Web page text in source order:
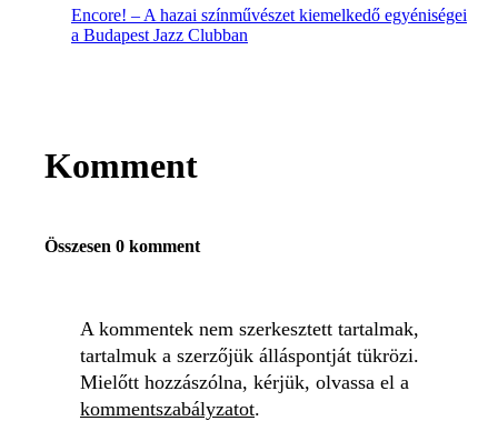
Encore! – A hazai színművészet kiemelkedő egyéniségei
a Budapest Jazz Clubban
Komment
Összesen 0 komment
A kommentek nem szerkesztett tartalmak,
tartalmuk a szerzőjük álláspontját tükrözi.
Mielőtt hozzászólna, kérjük, olvassa el a
kommentszabályzatot.